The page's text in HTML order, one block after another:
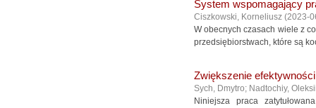
System wspomagający
Ciszkowski, Korneliusz (2023-
W obecnych czasach wiele z
przedsiębiorstwach, które są
Zwiększenie
Sych, Dmytro; Nadtochiy,
Niniejsza praca